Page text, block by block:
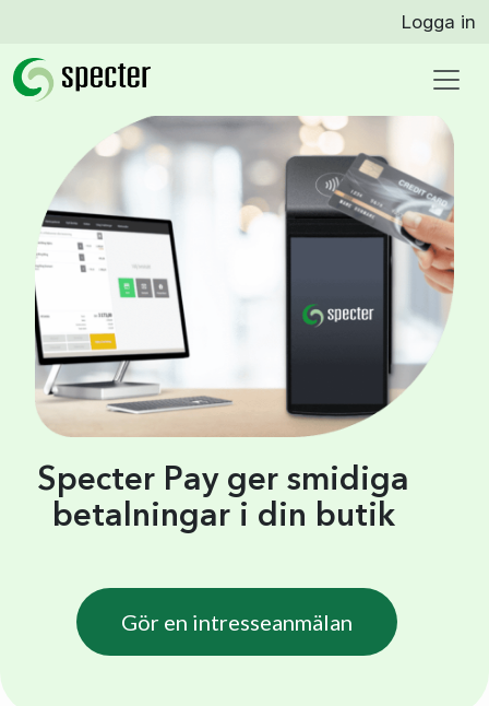
Logga in
Specter Pay ger smidiga
betalningar i din butik
Gör en intresseanmälan